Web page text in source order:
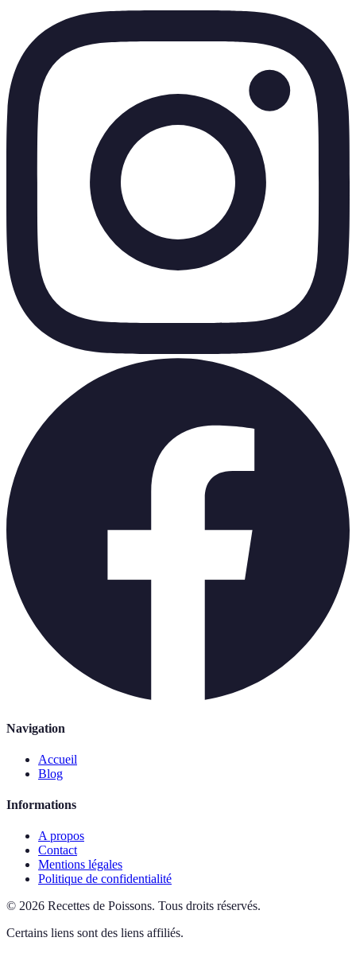
Navigation
Accueil
Blog
Informations
A propos
Contact
Mentions légales
Politique de confidentialité
© 2026 Recettes de Poissons. Tous droits réservés.
Certains liens sont des liens affiliés.